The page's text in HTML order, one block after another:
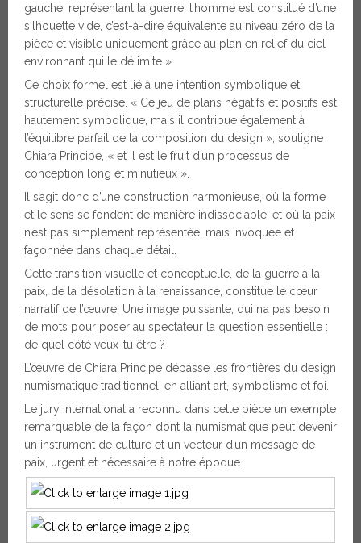
gauche, représentant la guerre, l’homme est constitué d’une
silhouette vide, c’est-à-dire équivalente au niveau zéro de la
pièce et visible uniquement grâce au plan en relief du ciel
environnant qui le délimite ».
Ce choix formel est lié à une intention symbolique et
structurelle précise. « Ce jeu de plans négatifs et positifs est
hautement symbolique, mais il contribue également à
l’équilibre parfait de la composition du design », souligne
Chiara Principe, « et il est le fruit d’un processus de
conception long et minutieux ».
Il s’agit donc d’une construction harmonieuse, où la forme
et le sens se fondent de manière indissociable, et où la paix
n’est pas simplement représentée, mais invoquée et
façonnée dans chaque détail.
Cette transition visuelle et conceptuelle, de la guerre à la
paix, de la désolation à la renaissance, constitue le cœur
narratif de l’œuvre. Une image puissante, qui n’a pas besoin
de mots pour poser au spectateur la question essentielle :
de quel côté veux-tu être ?
L’œuvre de Chiara Principe dépasse les frontières du design
numismatique traditionnel, en alliant art, symbolisme et foi.
Le jury international a reconnu dans cette pièce un exemple
remarquable de la façon dont la numismatique peut devenir
un instrument de culture et un vecteur d’un message de
paix, urgent et nécessaire à notre époque.